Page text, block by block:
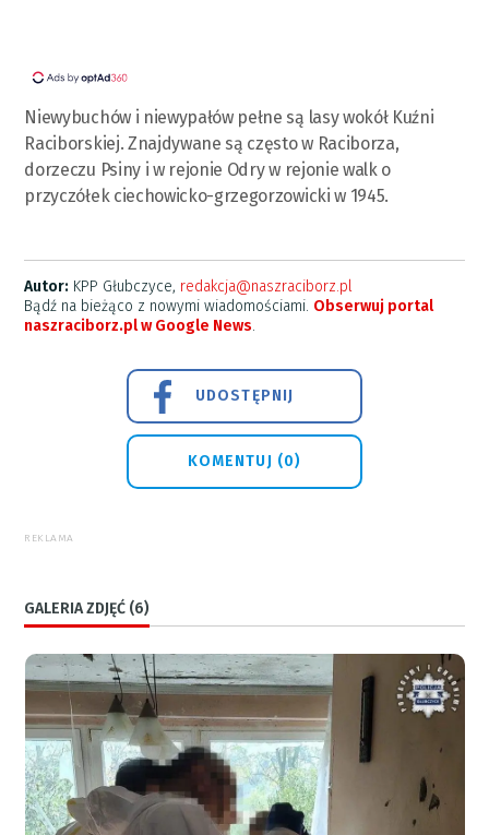
Niewybuchów i niewypałów pełne są lasy wokół Kuźni
Raciborskiej. Znajdywane są często w Raciborza,
dorzeczu Psiny i w rejonie Odry w rejonie walk o
przyczółek ciechowicko-grzegorzowicki w 1945.
Autor: KPP Głubczyce, redakcja@naszraciborz.pl
Bądź na bieżąco z nowymi wiadomościami. Obserwuj portal
naszraciborz.pl w Google News.
UDOSTĘPNIJ
KOMENTUJ (0)
REKLAMA
GALERIA ZDJĘĆ (6)